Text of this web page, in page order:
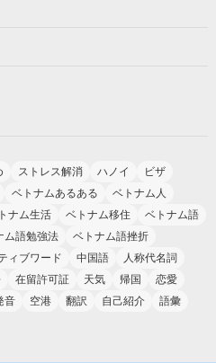
ストレス解消 ハノイ
ビザ
ベトナムあるある
ベトナム人
ナム生活 ベトナム移住
ベトナム語
ム語勉強法
ベトナム語挫折
ィブワード 中国語
人称代名詞
在留許可証 天気 帰国
恋愛
音 空港 翻訳 自己紹介
語彙